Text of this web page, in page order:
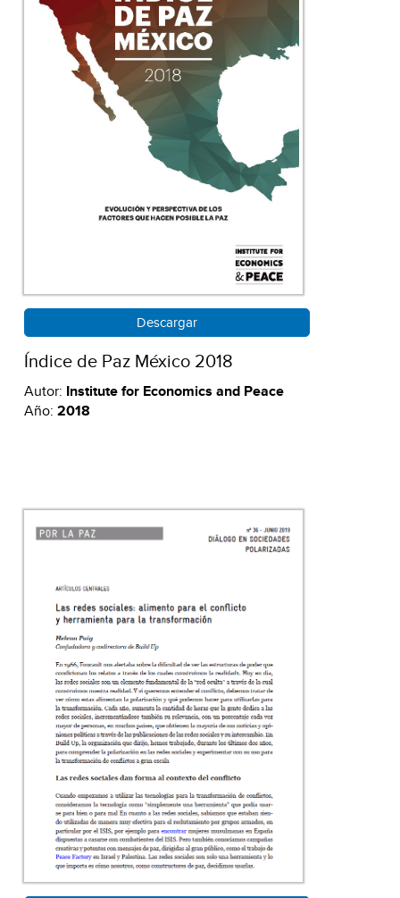
Descargar
Índice de Paz México 2018
Autor: Institute for Economics and Peace
Año: 2018